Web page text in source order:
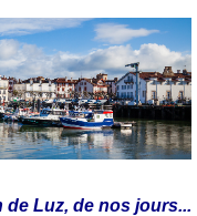
de Luz, de nos jours...